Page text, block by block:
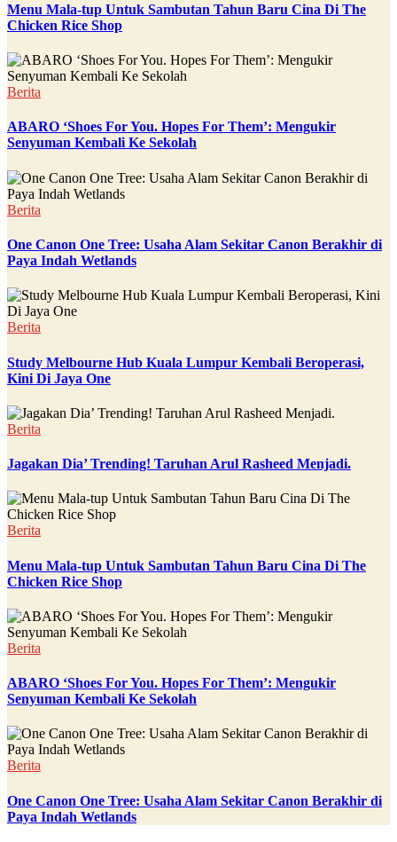
Menu Mala-tup Untuk Sambutan Tahun Baru Cina Di The
Chicken Rice Shop
Berita
ABARO ‘Shoes For You. Hopes For Them’: Mengukir
Senyuman Kembali Ke Sekolah
Berita
One Canon One Tree: Usaha Alam Sekitar Canon Berakhir di
Paya Indah Wetlands
Berita
Study Melbourne Hub Kuala Lumpur Kembali Beroperasi,
Kini Di Jaya One
Berita
Jagakan Dia’ Trending! Taruhan Arul Rasheed Menjadi.
Berita
Menu Mala-tup Untuk Sambutan Tahun Baru Cina Di The
Chicken Rice Shop
Berita
ABARO ‘Shoes For You. Hopes For Them’: Mengukir
Senyuman Kembali Ke Sekolah
Berita
One Canon One Tree: Usaha Alam Sekitar Canon Berakhir di
Paya Indah Wetlands